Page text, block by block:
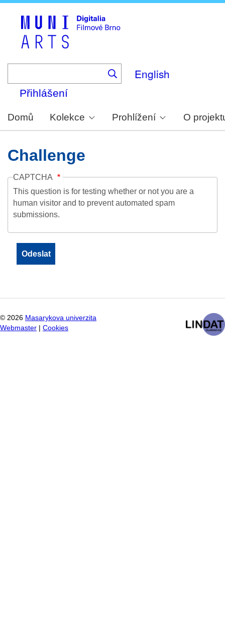
English
Přihlášení
Domů Kolekce Prohlížení O
Challenge
CAPTCHA
This question is for testing whether or not you are a
human visitor and to prevent automated spam
submissions.
© 2026 Masarykova univerzita
Webmaster
Cookies